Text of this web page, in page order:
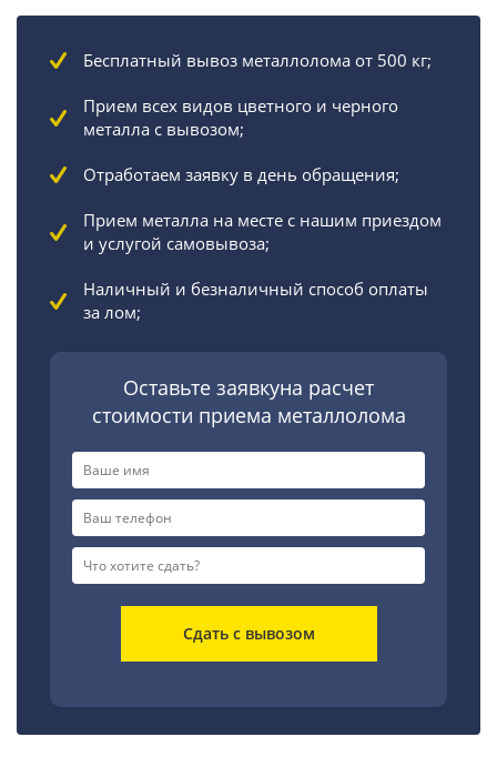
Бесплатный вывоз металлолома от 500 кг;
Прием всех видов цветного и черного
металла с вывозом;
Отработаем заявку в день обращения;
Прием металла на месте с нашим приездом
и услугой самовывоза;
Наличный и безналичный способ оплаты
за лом;
Оставьте заявкуна расчет
стоимости приема металлолома
Сдать с вывозом